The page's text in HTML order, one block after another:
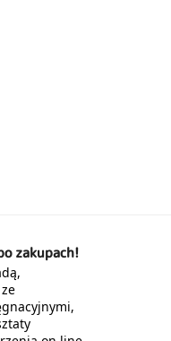
zakupach!